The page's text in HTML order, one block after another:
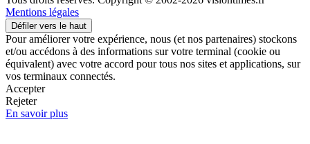
Mentions légales
Défiler vers le haut
Pour améliorer votre expérience, nous (et nos partenaires) stockons
et/ou accédons à des informations sur votre terminal (cookie ou
équivalent) avec votre accord pour tous nos sites et applications, sur
vos terminaux connectés.
Accepter
Rejeter
En savoir plus